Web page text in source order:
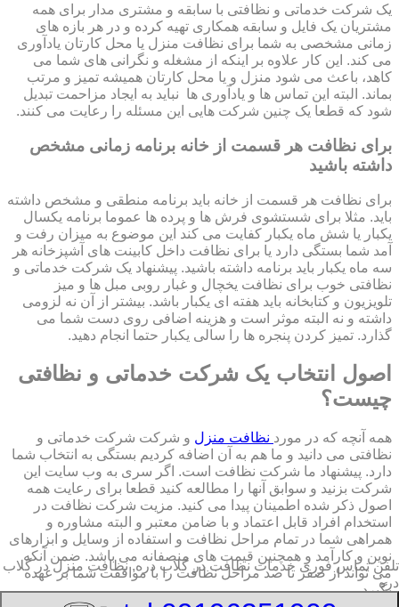
یک شرکت خدماتی و نظافتی با سابقه و مشتری مدار برای همه
مشتریان یک فایل و سابقه همکاری تهیه کرده و در هر بازه های
زمانی مشخصی به شما برای نظافت منزل یا محل کارتان یادآوری
می کند. این کار علاوه بر اینکه از مشغله و نگرانی های شما می
کاهد، باعث می شود منزل و یا محل کارتان همیشه تمیز و مرتب
بماند. البته این تماس ها و یادآوری ها نباید به ایجاد مزاحمت تبدیل
شود که قطعا یک چنین شرکت هایی این مسئله را رعایت می کنند.
برای نظافت هر قسمت از خانه برنامه زمانی مشخص
داشته باشید
برای نظافت هر قسمت از خانه باید برنامه منطقی و مشخص داشته
باید. مثلا برای شستشوی فرش ها و پرده ها عموما برنامه یکسال
یکبار یا شش ماه یکبار کفایت می کند این موضوع به میزان رفت و
آمد شما بستگی دارد یا برای نظافت داخل کابینت های آشپزخانه هر
سه ماه یکبار باید برنامه داشته باشید. پیشنهاد یک شرکت خدماتی و
نظافتی خوب برای نظافت یخچال و غبار روبی مبل ها و میز
تلویزیون و کتابخانه باید هفته ای یکبار باشد. بیشتر از آن نه لزومی
داشته و نه البته موثر است و هزینه اضافی روی دست شما می
گذارد. تمیز کردن پنجره ها را سالی یکبار حتما انجام دهید.
اصول انتخاب یک شرکت خدماتی و نظافتی
چیست؟
همه آنچه که در مورد نظافت منزل و شرکت شرکت خدماتی و
نظافتی می دانید و ما هم به آن اضافه کردیم بستگی به انتخاب شما
دارد. پیشنهاد ما شرکت نظافت است. اگر سری به وب سایت این
شرکت بزنید و سوابق آنها را مطالعه کنید قطعا برای رعایت همه
اصول ذکر شده اطمینان پیدا می کنید. مزیت شرکت نظافت در
استخدام افراد قابل اعتماد و با ضامن معتبر و البته مشاوره و
همراهی شما در تمام مراحل نظافت و استفاده از وسایل و ابزارهای
نوین و کارآمد و همچنین قیمت های منصفانه می باشد. ضمن آنکه
می تواند از صفر تا صد مراحل نظافت را با موافقت شما بر عهده
بگیرد.
تلفن تماس فوریخدمات نظافت در گلاب دره, نظافت منزل در گلاب
دره